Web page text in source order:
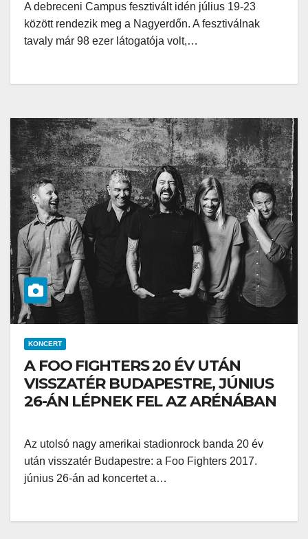
A debreceni Campus fesztivált idén július 19-23
között rendezik meg a Nagyerdőn. A fesztiválnak
tavaly már 98 ezer látogatója volt,…
KONCERT
A FOO FIGHTERS 20 ÉV UTÁN
VISSZATÉR BUDAPESTRE, JÚNIUS
26-ÁN LÉPNEK FEL AZ ARÉNÁBAN
Az utolsó nagy amerikai stadionrock banda 20 év
után visszatér Budapestre: a Foo Fighters 2017.
június 26-án ad koncertet a…